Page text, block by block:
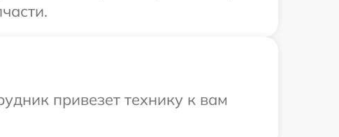
привезет технику к вам